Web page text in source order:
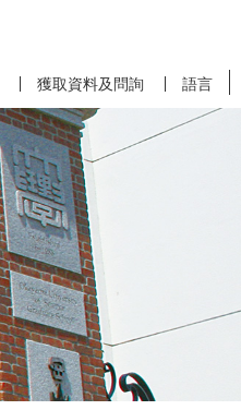
獲取資料及問詢 語言